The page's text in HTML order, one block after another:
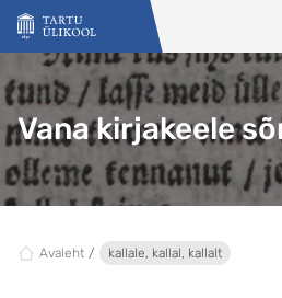
Liigu edasi põhisisu juurde
Vana kirjakeele
Avaleht kallale, kallal, kallalt